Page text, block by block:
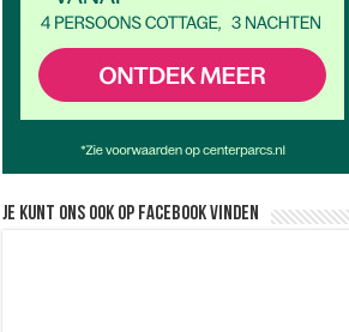
Je kunt ons ook op facebook vinden